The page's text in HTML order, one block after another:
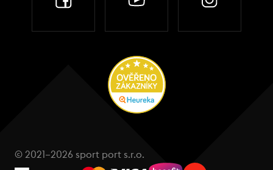
© 2021–2026 sport port s.r.o.